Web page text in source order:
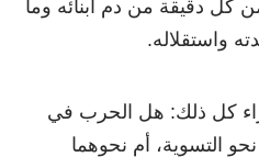
كل دقيقة من دم أبنائه وما
واستقلاله.
كل ذلك: هل الحرب في
التسوية، أم نحوهما